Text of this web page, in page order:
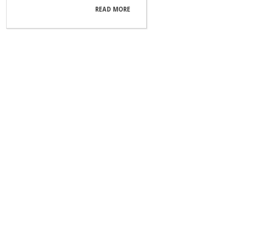
READ MORE